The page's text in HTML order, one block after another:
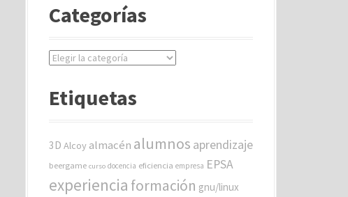
Categorías
C
e
r
s
Etiquetas
3D Alcoy almacén alumnos aprendizaje
beergame curso docencia eficiencia empresa EPSA
experiencia formación gnu/linux